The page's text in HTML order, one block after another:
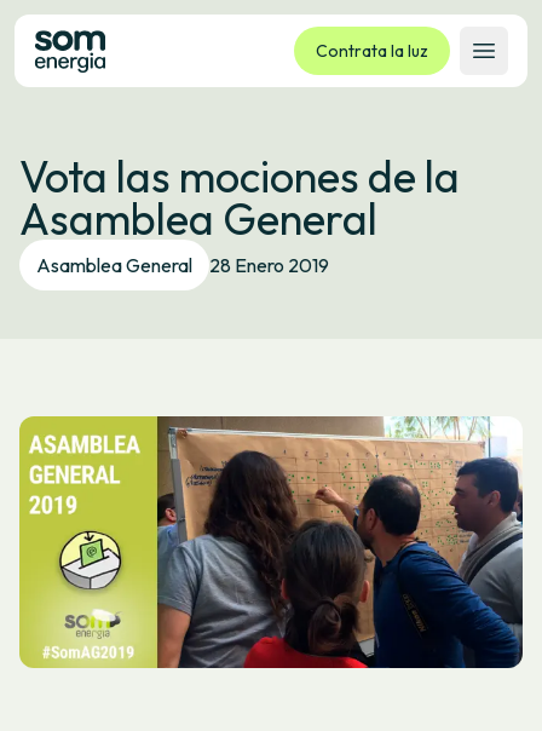
Contrata la luz
Abrir
Tarifas
Servicios
Empresas
La cooperativa
Idioma: ES CA GL EU
Vota las mociones de la
Asamblea General
Asamblea General 28 Enero 2019